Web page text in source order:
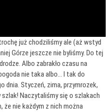
już chodziliśmy ale (aż wstyd
Górze jeszcze nie byliśmy. Do tej
Albo zabrakło czasu na
nie taka albo… I tak do
dnia. Styczeń, zima, przymrozek,
szlak! Naczytaliśmy się o szlakach
nie każdym z nich można